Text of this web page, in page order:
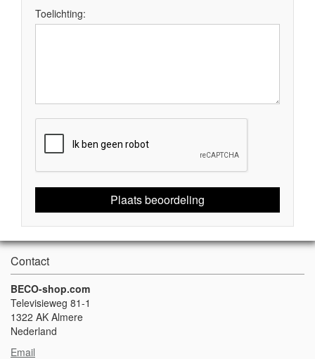
Toelichting:
Plaats beoordeling
Contact
BECO-shop.com
Televisieweg 81-1
1322 AK Almere
Nederland
Email